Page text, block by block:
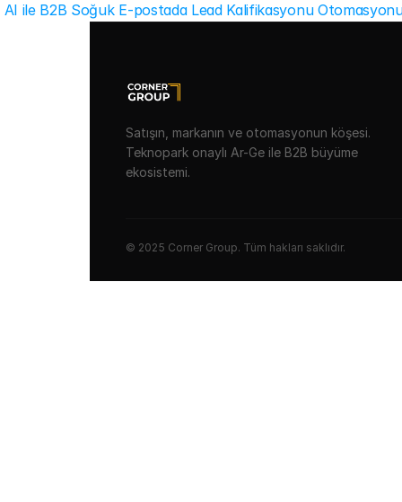
AI ile B2B Soğuk E-postada Lead Kalifikasyonu Otomasyonu:
Satışın, markanın ve otomasyonun köşesi.
Teknopark onaylı Ar-Ge ile B2B büyüme
ekosistemi.
© 2025 Corner Group. Tüm hakları saklıdır.